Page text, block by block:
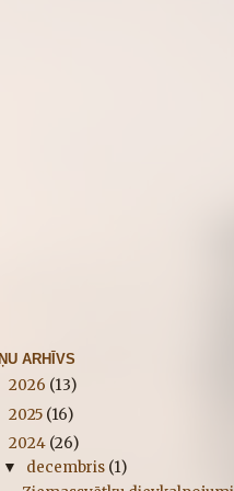
ARHĪVS
2026 (13)
2025 (16)
2024 (26)
▼ decembris (1)